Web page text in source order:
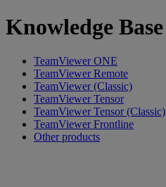
Knowledge Base
TeamViewer ONE
TeamViewer Remote
TeamViewer (Classic)
TeamViewer Tensor
TeamViewer Tensor (Classic)
TeamViewer Frontline
Other products